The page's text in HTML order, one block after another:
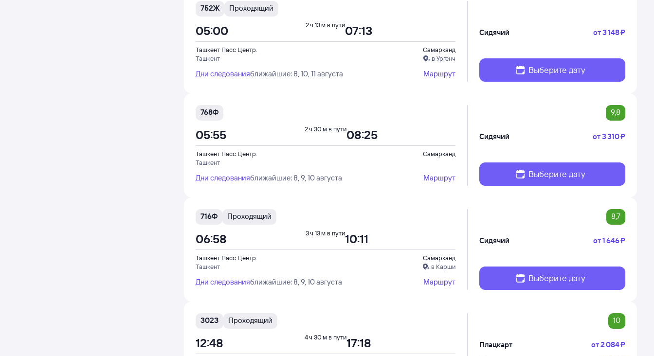
752Ж Проходящий
Ташкент Пасс Центр.
Ташкент
Самарканд
в Ургенч
05:00 07:13
2 ч 13 м в пути
Дни следованияближайшие: 8, 10, 11 августа Маршрут
Сидячий от3 ⁠148 ⁠₽
Выберите дату
768Ф 9,8
Ташкент Пасс Центр.
Ташкент
Самарканд
05:55 08:25
2 ч 30 м в пути
Дни следованияближайшие: 8, 9, 10 августа Маршрут
Сидячий от3 ⁠310 ⁠₽
Выберите дату
716Ф Проходящий 8,7
Ташкент Пасс Центр.
Ташкент
Самарканд
в Карши
06:58 10:11
3 ч 13 м в пути
Дни следованияближайшие: 8, 9, 10 августа Маршрут
Сидячий от1 ⁠646 ⁠₽
Выберите дату
302З Проходящий 10
12:48 17:18
4 ч 30 м в пути
Плацкарт от2 ⁠084 ⁠₽